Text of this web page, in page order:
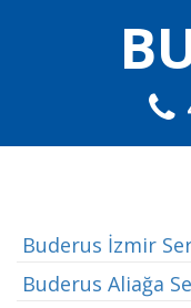
Buderus İzmir
Buderus Aliağa